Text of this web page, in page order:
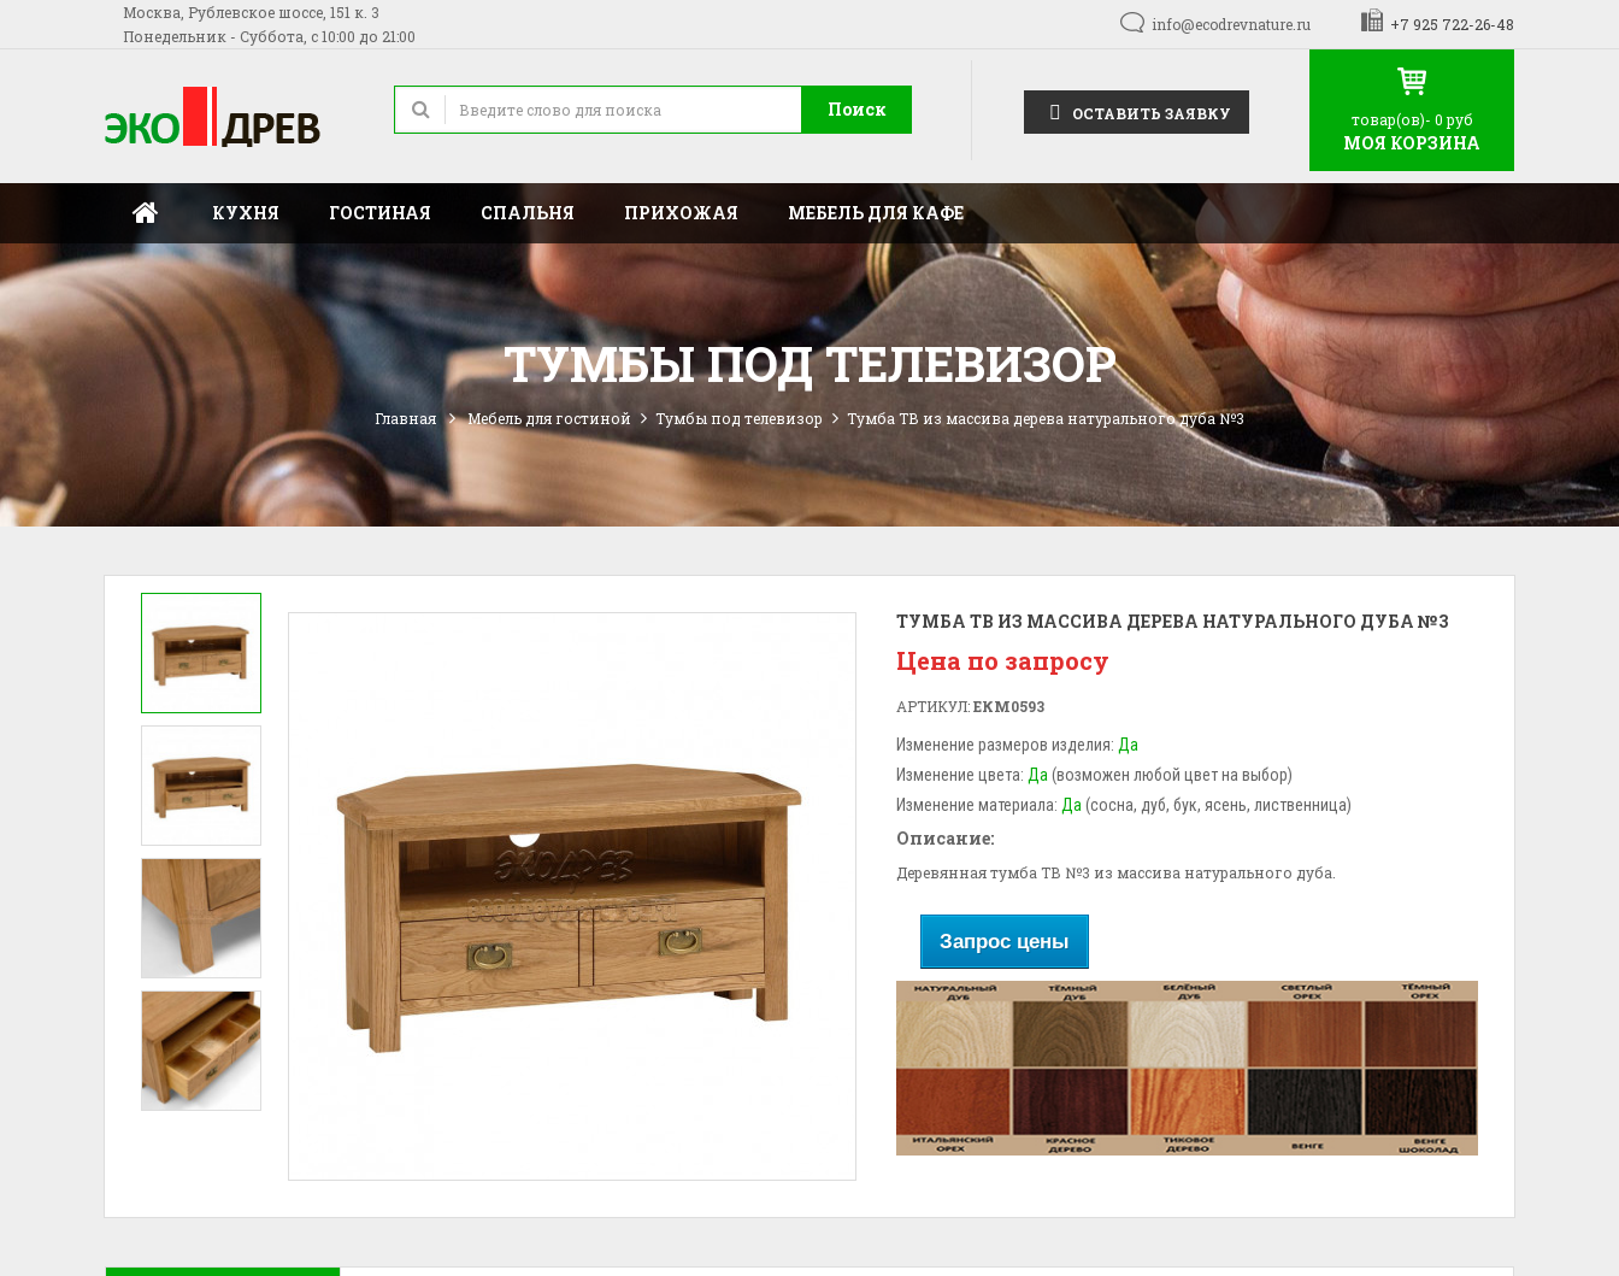
Москва, Рублевское шоссе, 151 к. 3
Понедельник - Суббота, с 10:00 до 21:00
info@ecodrevnature.ru +7 925 722-26-48
Поиск ОСТАВИТЬ ЗАЯВКУ товар(ов)- 0 руб
МОЯ КОРЗИНА
КУХНЯ ГОСТИНАЯ СПАЛЬНЯ ПРИХОЖАЯ МЕБЕЛЬ ДЛЯ КАФЕ
ТУМБЫ ПОД ТЕЛЕВИЗОР
Главная Мебель для гостиной Тумбы под телевизор Тумба ТВ из массива дерева натурального дуба №3
ТУМБА ТВ ИЗ МАССИВА ДЕРЕВА НАТУРАЛЬНОГО ДУБА №3
Цена по запросу
АРТИКУЛ:ЕКМ0593
Изменение размеров изделия: Да
Изменение цвета: Да (возможен любой цвет на выбор)
Изменение материала: Да (сосна, дуб, бук, ясень, лиственница)
Описание:
Деревянная тумба ТВ №3 из массива натурального дуба.
Запрос цены